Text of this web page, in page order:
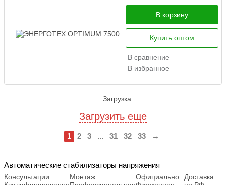
В корзину
Купить оптом
В сравнение
В избранное
Загрузка...
Загрузить еще
1 2 3 ... 31 32 33 →
Автоматические стабилизаторы напряжения
Консультации
Монтаж
Официально
Доставка